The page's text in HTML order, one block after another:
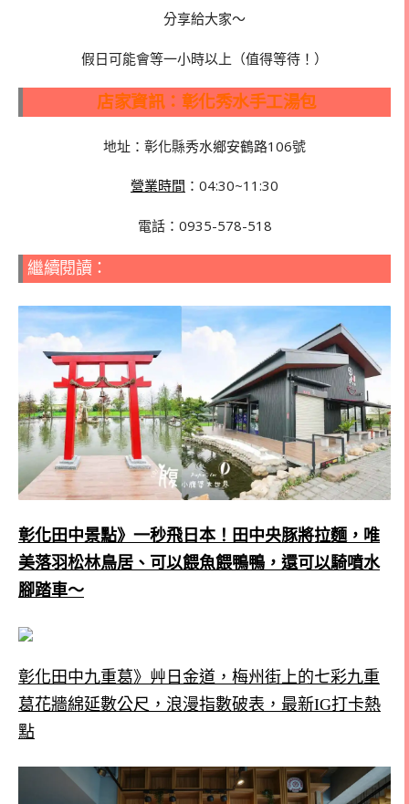
分享給大家～
假日可能會等一小時以上（值得等待！）
店家資訊：彰化秀水手工湯包
地址：彰化縣秀水鄉安鶴路106號
營業時間 ：04:30~11:30
電話：0935-578-518
繼續閱讀：
彰化田中景點》一秒飛日本！田中央豚將拉麵，唯
美落羽松林鳥居、可以餵魚餵鴨鴨，還可以騎噴水
腳踏車～
彰化田中九重葛》艸日金道，梅州街上的七彩九重
葛花牆綿延數公尺，浪漫指數破表，最新IG打卡熱
點